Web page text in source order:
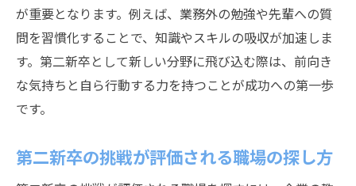
が重要となります。例えば、業務外の勉強や先輩への質
問を習慣化することで、知識やスキルの吸収が加速しま
す。第二新卒として新しい分野に飛び込む際は、前向き
な気持ちと自ら行動する力を持つことが成功への第一歩
です。
第二新卒の挑戦が評価される職場の探し方